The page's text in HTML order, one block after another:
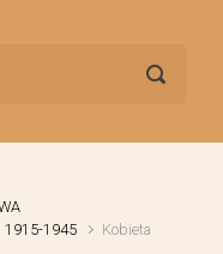
1915-1945 Kobieta